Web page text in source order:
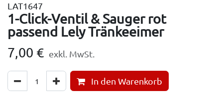
LAT1647
1-Click-Ventil & Sauger rot
passend Lely Tränkeeimer
7,00 € exkl. MwSt.
In den Warenkorb